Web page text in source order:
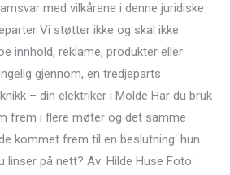
med vilkårene i denne juridiske
Vi støtter ikke og skal ikke
innhold, reklame, produkter eller
gjennom, en tredjeparts
– din elektriker i Molde Har du bruk
frem i flere møter og det samme
kommet frem til en beslutning: hun
linser på nett? Av: Hilde Huse Foto: